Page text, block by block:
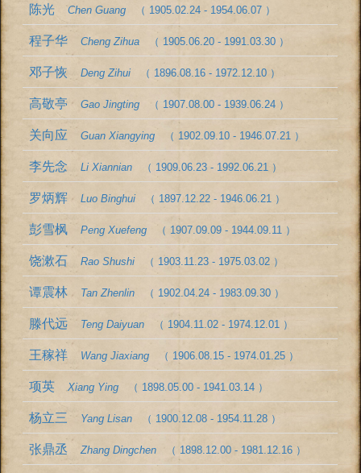
陈光Chen Guang （ 1905.02.24 - 1954.06.07 ）
程子华Cheng Zihua （ 1905.06.20 - 1991.03.30 ）
邓子恢Deng Zihui （ 1896.08.16 - 1972.12.10 ）
高敬亭Gao Jingting （ 1907.08.00 - 1939.06.24 ）
关向应Guan Xiangying （ 1902.09.10 - 1946.07.21 ）
李先念Li Xiannian （ 1909.06.23 - 1992.06.21 ）
罗炳辉Luo Binghui （ 1897.12.22 - 1946.06.21 ）
彭雪枫Peng Xuefeng （ 1907.09.09 - 1944.09.11 ）
饶漱石Rao Shushi （ 1903.11.23 - 1975.03.02 ）
谭震林 Tan Zhenlin （ 1902.04.24 - 1983.09.30 ）
滕代远 Teng Daiyuan （ 1904.11.02 - 1974.12.01 ）
王稼祥 Wang Jiaxiang （ 1906.08.15 - 1974.01.25 ）
项英Xiang Ying （ 1898.05.00 - 1941.03.14 ）
杨立三 Yang Lisan （ 1900.12.08 - 1954.11.28 ）
张鼎丞Zhang Dingchen （ 1898.12.00 - 1981.12.16 ）